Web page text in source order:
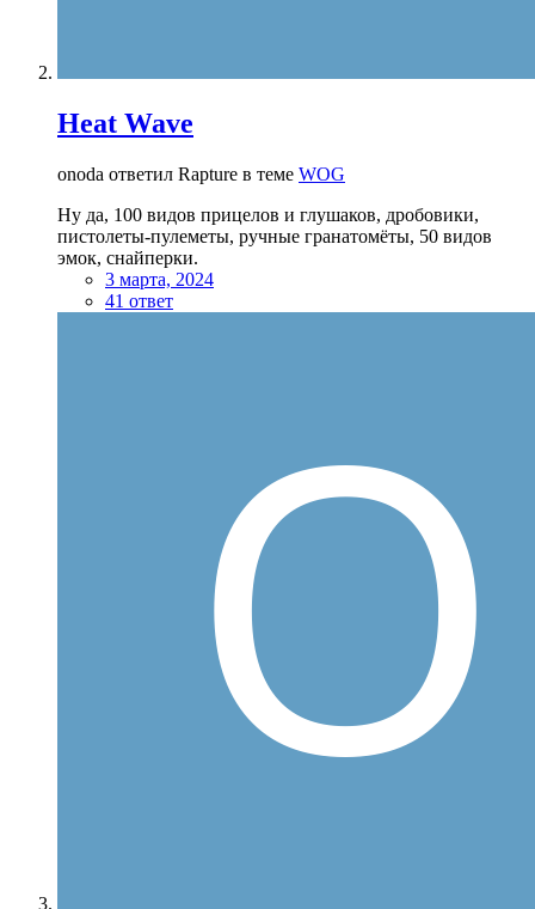
Heat Wave
onoda ответил Rapture в теме WOG
Ну да, 100 видов прицелов и глушаков, дробовики,
пистолеты-пулеметы, ручные гранатомёты, 50 видов
эмок, снайперки.
3 марта, 2024
41 ответ